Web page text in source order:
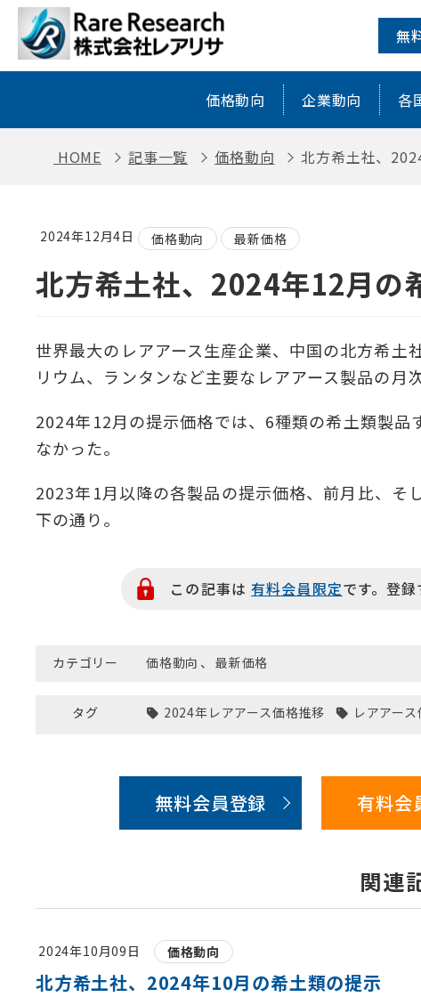
北方希土社、2024年12月の希土類の提
無
価格動向 企業動向 各
HOME 記事一覧 価格動向 北方希土社、
2024年12月4日 価格動向 最新価格
北方希土社、2024年12月の
世界最大のレアアース生産企業、中国の北方希土
リウム、ランタンなど主要なレアアース製品の月
2024年12月の提示価格では、6種類の希土類製
なかった。
2023年1月以降の各製品の提示価格、前月比、そ
下の通り。
この記事は有料会員限定です。登
カテゴリー 価格動向 、 最新価格
タグ 2024年レアアース価格推移 レアアー
無料会員登録 有料会
関連
2024年10月09日 価格動向
北方希土社、2024年10月の希土類の提示